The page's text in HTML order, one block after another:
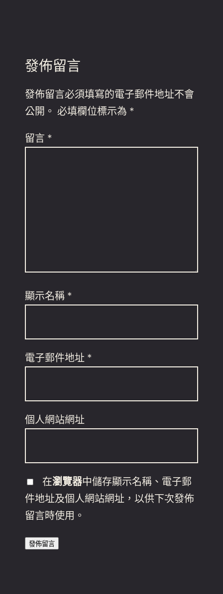
發佈留言
發佈留言必須填寫的電子郵件地址不會
公開。 必填欄位標示為 *
留言 *
顯示名稱 *
電子郵件地址 *
個人網站網址
在瀏覽器中儲存顯示名稱、電子郵
件地址及個人網站網址，以供下次發佈
留言時使用。